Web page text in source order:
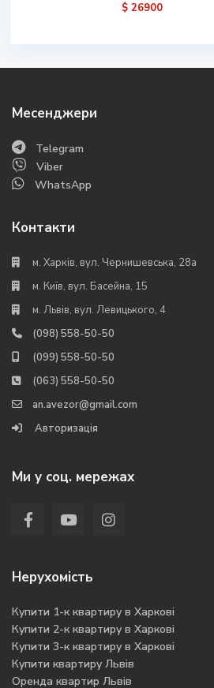
$ 26900
Месенджери
Telegram
Viber
WhatsApp
Контакти
м. Харків, вул. Чернишевська, 28а
м. Київ, вул. Басейна, 15
м. Львів, вул. Левицького, 4
(098) 558-50-50
(099) 558-50-50
(063) 558-50-50
an.avezor@gmail.com
Авторизація
Ми у соц. мережах
Нерухомість
Купити 1-к квартиру в Харкові
Купити 2-к квартиру в Харкові
Купити 3-к квартиру в Харкові
Купити квартиру Львів
Оренда квартир Львів